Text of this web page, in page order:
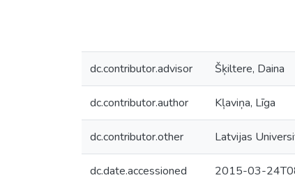
dc.contributor.advisor Šķiltere, Daina
dc.contributor.author Kļaviņa, Līga
dc.contributor.other Latvijas
dc.date.accessioned 2015-03-